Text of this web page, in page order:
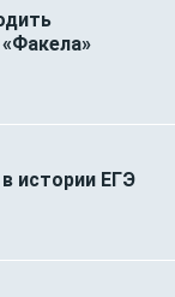
истории ЕГЭ